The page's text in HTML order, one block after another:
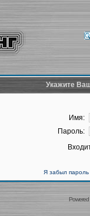
Укажите
Имя:
Пароль:
Я забыл пароль